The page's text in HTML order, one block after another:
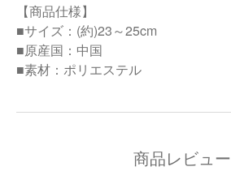
【商品仕様】
■サイズ：(約)23～25cm
■原産国：中国
■素材：ポリエステル
商品レビュー